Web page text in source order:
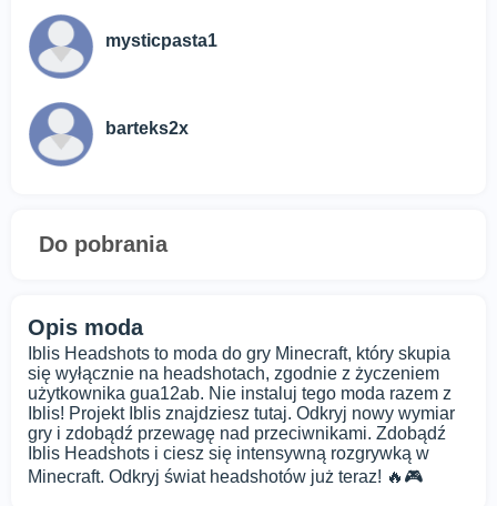
mysticpasta1
barteks2x
Do pobrania
Opis moda
Iblis Headshots to moda do gry Minecraft, który skupia
się wyłącznie na headshotach, zgodnie z życzeniem
użytkownika gua12ab. Nie instaluj tego moda razem z
Iblis! Projekt Iblis znajdziesz tutaj. Odkryj nowy wymiar
gry i zdobądź przewagę nad przeciwnikami. Zdobądź
Iblis Headshots i ciesz się intensywną rozgrywką w
Minecraft. Odkryj świat headshotów już teraz! 🔥🎮